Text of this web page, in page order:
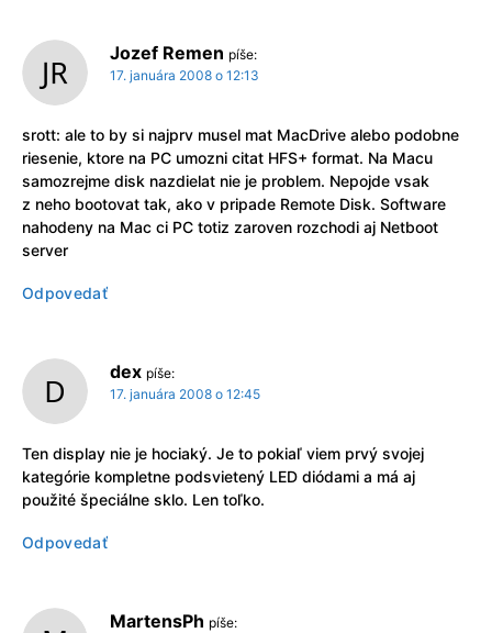
Jozef Remen píše:
17. januára 2008 o 12:13
srott: ale to by si najprv musel mat MacDrive alebo podobne
riesenie, ktore na PC umozni citat HFS+ format. Na Macu
samozrejme disk nazdielat nie je problem. Nepojde vsak
z neho bootovat tak, ako v pripade Remote Disk. Software
nahodeny na Mac ci PC totiz zaroven rozchodi aj Netboot
server
Odpovedať
dex píše:
17. januára 2008 o 12:45
Ten display nie je hociaký. Je to pokiaľ viem prvý svojej
kategórie kompletne podsvietený LED diódami a má aj
použité špeciálne sklo. Len toľko.
Odpovedať
MartensPh píše: